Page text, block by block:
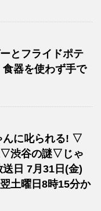
とフライドポテ
食器を使わず手で
んに叱られる! ▽
▽渋谷の謎▽じゃ
日 7月31日(金)
土曜日8時15分か